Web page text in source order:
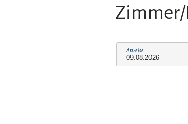
Zimmer/
Anreise